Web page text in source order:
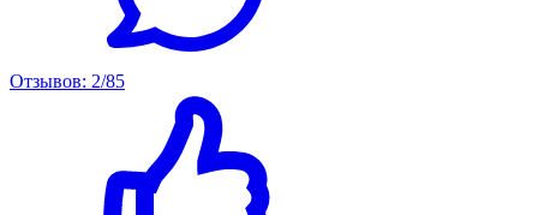
Отзывов: 2/85